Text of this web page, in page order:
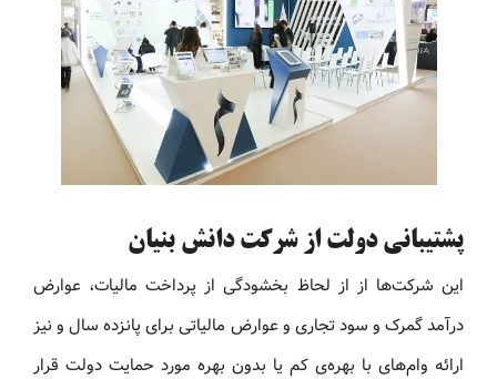
پشتیبانی دولت از شرکت دانش بنیان
این شرکت‌ها از از لحاظ بخشودگی از پرداخت مالیات، عوارض
درآمد گمرک و سود تجاری و عوارض مالیاتی برای پانزده سال و نیز
ارائه وام‌های با بهره‌ی کم یا بدون بهره مورد حمایت دولت قرار